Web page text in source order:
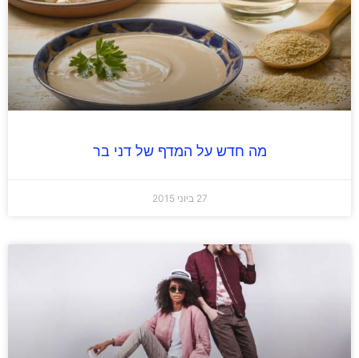
מה חדש על המדף של דני בר